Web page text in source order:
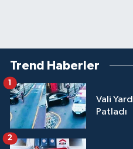
Trend Haberler
Vali
Patladı
1
2